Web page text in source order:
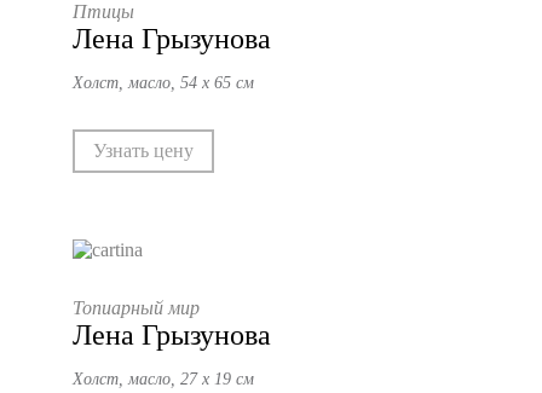
Птицы
Лена Грызунова
Холст, масло, 54 х 65 см
Узнать цену
Топиарный мир
Лена Грызунова
Холст, масло, 27 х 19 см